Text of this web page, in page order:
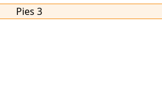
Pies 3